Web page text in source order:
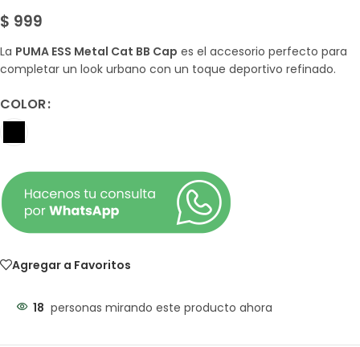
$ 999
La PUMA ESS Metal Cat BB Cap es el accesorio perfecto para
completar un look urbano con un toque deportivo refinado.
COLOR
Agregar a Favoritos
18 personas mirando este producto ahora